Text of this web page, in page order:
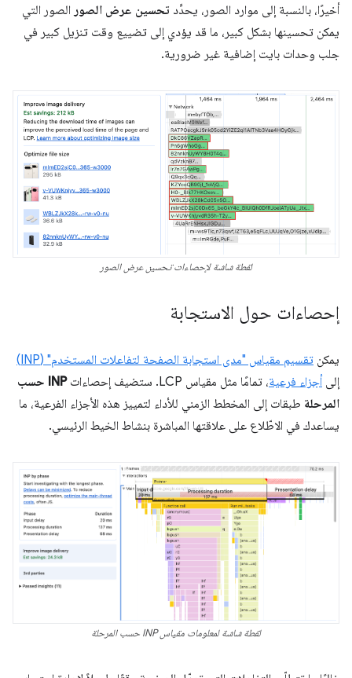
أخيرًا، بالنسبة إلى موارد الصور، يحدِّد تحسين عرض الصور الصور التي
يمكن تحسينها بشكل كبير، ما قد يؤدي إلى تضييع وقت تنزيل كبير في
جلب وحدات بايت إضافية غير ضرورية.
لقطة شاشة لإحصاءات تحسين عرض الصور
إحصاءات حول الاستجابة
يمكن تقسيم مقياس "مدى استجابة الصفحة لتفاعلات المستخدم" (INP)
إلى أجزاء فرعية، تمامًا مثل مقياس LCP. ستضيف إحصاءات
INP حسب
المرحلة طبقات إلى المخطط الزمني للأداء لتمييز هذه الأجزاء الفرعية، ما
يساعدك في الاطّلاع على علاقتها المباشرة بنشاط الخيط الرئيسي.
لقطة شاشة لمعلومات مقياس INP حسب المرحلة